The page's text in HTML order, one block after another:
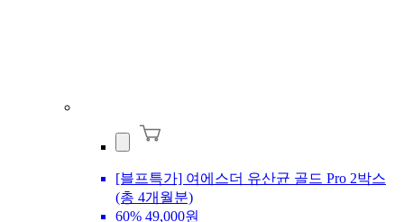
[블프특가] 여에스더 유산균 골드 Pro 2박스
(총 4개월분)
60% 49,000원